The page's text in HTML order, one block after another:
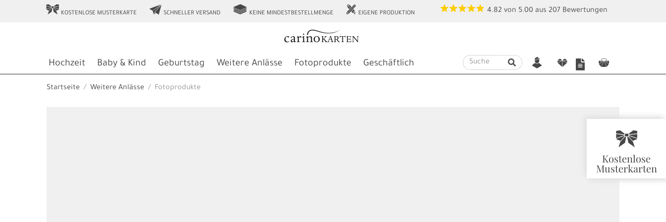
r
Kostenlose
Musterkarten
r KOSTENLOSE MUSTERKARTE e SCHNELLER VERSAND g KEINE MINDESTBESTELLMENGE h EIGENE PRODUKTION 4.82 von 5.00 aus 207 Bewertungen
Hochzeit Baby & Kind Geburtstag Weitere Anlässe Fotoprodukte Geschäftlich n f c
Startseite Weitere Anlässe Fotoprodukte